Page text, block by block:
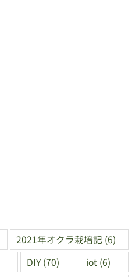
2021年オクラ栽培記 (6)
DIY (70) iot (6)